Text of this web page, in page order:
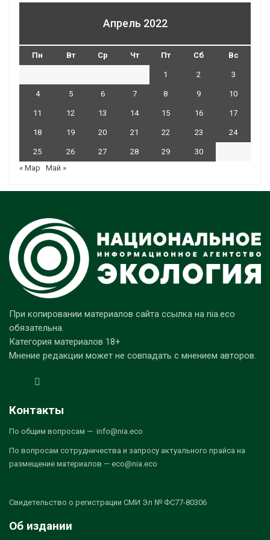
Апрель 2022
Пн Вт Ср Чт Пт Сб Вс
1 2 3
4 5 6 7 8 9 10
11 12 13 14 15 16 17
18 19 20 21 22 23 24
25 26 27 28 29
30
« Мар
Май »
При копировании материалов сайта ссылка на nia.eco
обязательна.
Категория материалов 18+
Мнение редакции может не совпадать с мнением авторов.
Контакты
По общим вопросам — info@nia.eco
По вопросам сотрудничества и запросу актуального прайса на
размещение материалов — eco@nia.eco
Свидетельство о регистрации СМИ Эл № ФС77-80306
Об издании